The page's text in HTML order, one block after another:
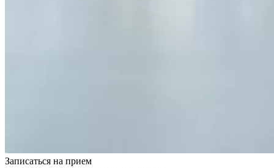
Записаться на прием